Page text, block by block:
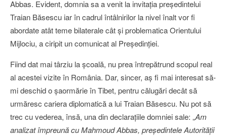
Abbas. Evident, domnia sa a venit la invitaţia preşedintelui
Traian Băsescu iar în cadrul întâlnirilor la nivel înalt vor fi
abordate atât teme bilaterale cât şi problematica Orientului
Mijlociu, a ciripit un comunicat al Preşedinţiei.
Fiind dat mai târziu la şcoală, nu prea întrepătrund scopul real
al acestei vizite în România. Dar, sincer, aş fi mai interesat să-
mi deschid o şaormărie în Tibet, pentru călugări decât să
urmăresc cariera diplomatică a lui Traian Băsescu. Nu pot să
trec cu vederea, însă, una din declaraţiile domniei sale: „Am
analizat împreună cu Mahmoud Abbas, preşedintele Autorităţii